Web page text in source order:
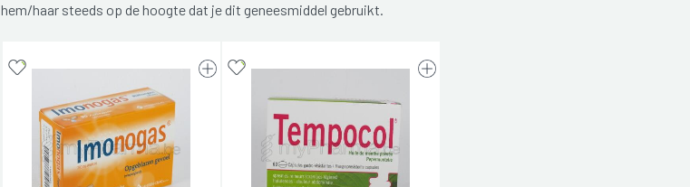
hem/haar steeds op de hoogte dat je dit geneesmiddel gebruikt.